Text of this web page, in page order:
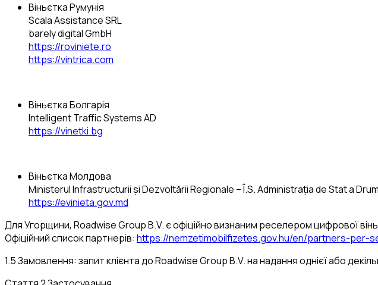
Віньєтка Румунія
Scala Assistance SRL
barely digital GmbH
https://roviniete.ro
https://vintrica.com
Віньєтка Болгарія
Intelligent Traffic Systems AD
https://vinetki.bg
Віньєтка Молдова
Ministerul Infrastructurii și Dezvoltării Regionale – Î.S. Administrația de Stat a
https://evinieta.gov.md
Для Угорщини, Roadwise Group B.V. є офіційно визнаним реселером цифрової
Офіційний список партнерів: https://nemzetimobilfizetes.gov.hu/en/partners-per-
1.5 Замовлення: запит клієнта до Roadwise Group B.V. на надання однієї або